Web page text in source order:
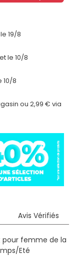
19/8
le 10/8
10/8
ou 2,99 € via
Avis Vérifiés
pour femme de la
Eté